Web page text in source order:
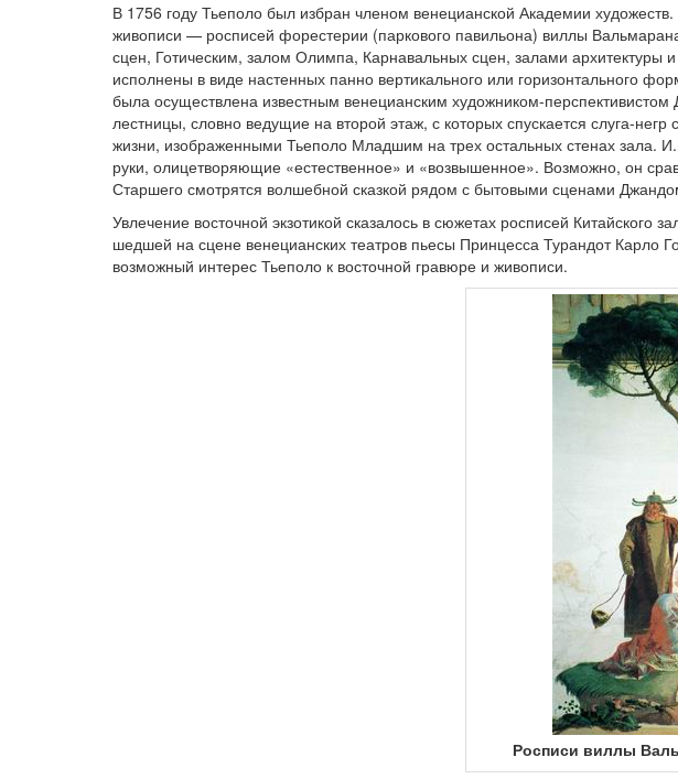
В 1756 году Тьеполо был избран членом венецианской Академии
живописи — росписей форестерии (паркового павильона) виллы
сцен, Готическим, залом Олимпа, Карнавальных сцен, залами
исполнены в виде настенных панно вертикального или горизонтального
была осуществлена известным венецианским художником-
лестницы, словно ведущие на второй этаж, с которых спускается слуга-
жизни, изображенными Тьеполо Младшим на трех остальных стенах зала.
руки, олицетворяющие «естественное» и «возвышенное». Возможно, он
Старшего смотрятся волшебной сказкой рядом с бытовыми сценами
Увлечение восточной экзотикой сказалось в сюжетах росписей
шедшей на сцене венецианских театров пьесы Принцесса Турандот Карло
возможный интерес Тьеполо к восточной гравюре и живописи.
Росписи виллы